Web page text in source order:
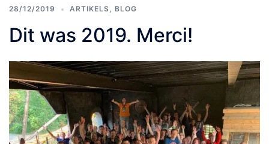
28/12/2019 ARTIKELS, BLOG
Dit was 2019. Merci!